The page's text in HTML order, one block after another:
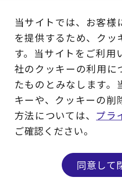
記事を読む
Instagram
現役コンサルタントの
語解説、セミナー情報
ンテンツを発信します。
フォローする
当サイトでは、お客様
を提供するため、クッ
す。当サイトをご利用
社のクッキーの利用に
たものとみなします。
キーや、クッキーの削
方法については、 プラ
ご確認ください。
同意して